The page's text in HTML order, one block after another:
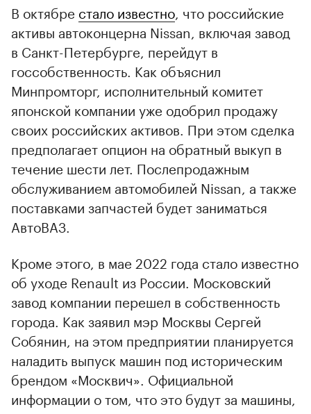
В октябре стало известно , что российские
активы автоконцерна Nissan, включая завод
в Санкт-Петербурге, перейдут в
госсобственность. Как объяснил
Минпромторг, исполнительный комитет
японской компании уже одобрил продажу
своих российских активов. При этом сделка
предполагает опцион на обратный выкуп в
течение шести лет. Послепродажным
обслуживанием автомобилей Nissan, а также
поставками запчастей будет заниматься
АвтоВАЗ.
Кроме этого, в мае 2022 года стало известно
об уходе Renault из России. Московский
завод компании перешел в собственность
города. Как заявил мэр Москвы Сергей
Собянин, на этом предприятии планируется
наладить выпуск машин под историческим
брендом «Москвич». Официальной
информации о том, что это будут за машины,